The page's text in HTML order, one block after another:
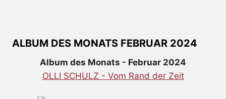
ALBUM DES MONATS FEBRUAR 2024
Album des Monats - Februar 2024
OLLI SCHULZ - Vom Rand der Zeit